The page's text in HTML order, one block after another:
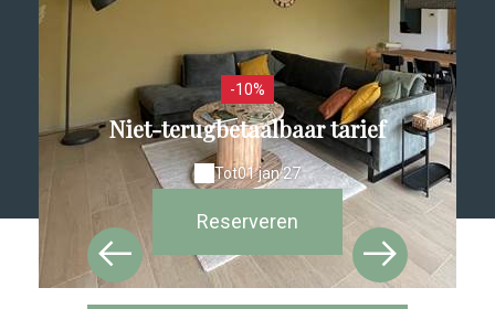
-10%
Niet-terugbetaalbaar tarief
Tot01 jan 27
Reserveren